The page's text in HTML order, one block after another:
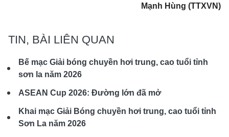
Mạnh Hùng (TTXVN)
TIN, BÀI LIÊN QUAN
Bế mạc Giải bóng chuyền hơi trung, cao tuổi tỉnh
sơn la năm 2026
ASEAN Cup 2026: Đường lớn đã mở
Khai mạc Giải Bóng chuyền hơi trung, cao tuổi tỉnh
Sơn La năm 2026